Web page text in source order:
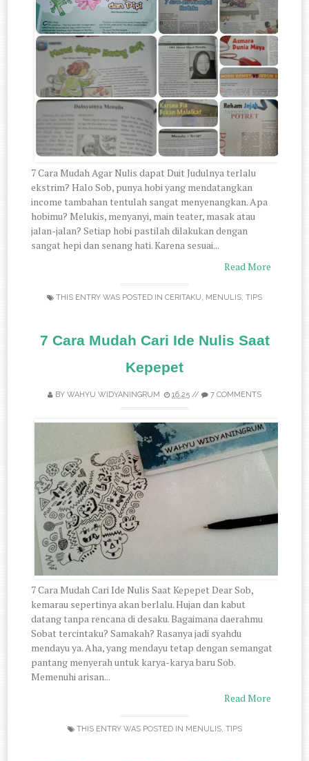
7 Cara Mudah Agar Nulis dapat Duit Judulnya terlalu
ekstrim? Halo Sob, punya hobi yang mendatangkan
income tambahan tentulah sangat menyenangkan. Apa
hobimu? Melukis, menyanyi, main teater, masak atau
jalan-jalan? Setiap hobi pastilah dilakukan dengan
sangat hepi dan senang hati. Karena sesuai...
Read More
THIS ENTRY WAS POSTED IN CERITAKU, MENULIS, TIPS
7 Cara Mudah Cari Ide Nulis Saat
Kepepet
BY WAHYU WIDYANINGRUM 16.25 // 7 COMMENTS
7 Cara Mudah Cari Ide Nulis Saat Kepepet Dear Sob,
kemarau sepertinya akan berlalu. Hujan dan kabut
datang tanpa rencana di desaku. Bagaimana daerahmu
Sobat tercintaku? Samakah? Rasanya jadi syahdu
mendayu ya. Aha, yang mendayu tetap dengan semangat
pantang menyerah untuk karya-karya baru Sob.
Memenuhi arisan...
Read More
THIS ENTRY WAS POSTED IN MENULIS, TIPS